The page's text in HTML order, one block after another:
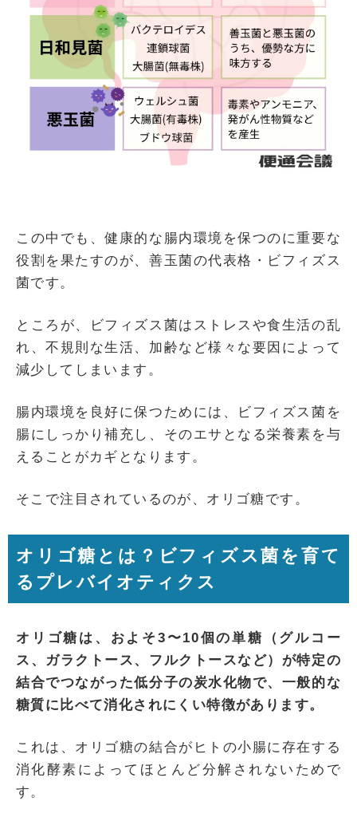
この中でも、健康的な腸内環境を保つのに重要な
役割を果たすのが、善玉菌の代表格・ビフィズス
菌です。
ところが、ビフィズス菌はストレスや食生活の乱
れ、不規則な生活、加齢など様々な要因によって
減少してしまいます。
腸内環境を良好に保つためには、ビフィズス菌を
腸にしっかり補充し、そのエサとなる栄養素を与
えることがカギとなります。
そこで注目されているのが、オリゴ糖です。
オリゴ糖とは？ビフィズス菌を育て
るプレバイオティクス
オリゴ糖は、およそ3〜10個の単糖（グルコー
ス、ガラクトース、フルクトースなど）が特定の
結合でつながった低分子の炭水化物で、一般的な
糖質に比べて消化されにくい特徴があります。
これは、オリゴ糖の結合がヒトの小腸に存在する
消化酵素によってほとんど分解されないためで
す。